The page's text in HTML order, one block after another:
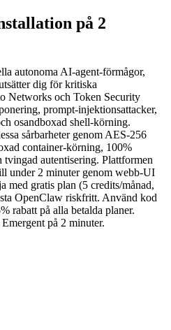
på 2
autonoma AI-agent-förmågor,
dig för kritiska
Networks och Token Security
prompt-injektionsattacker,
osandboxad shell-körning.
sårbarheter genom AES-256
container-körning, 100%
autentisering. Plattformen
under 2 minuter genom webb-UI
med gratis plan (5 credits/månad,
OpenClaw riskfritt. Använd kod
på alla betalda planer.
på 2 minuter.